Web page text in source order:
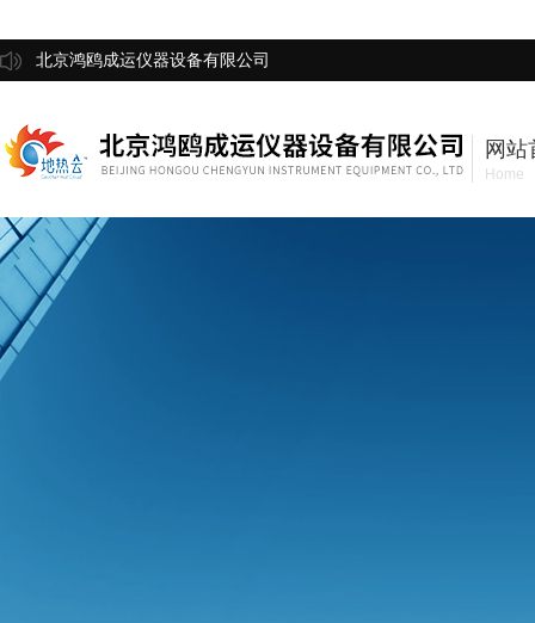
北京鸿鸥成运仪器设备有限公司
网站
Home